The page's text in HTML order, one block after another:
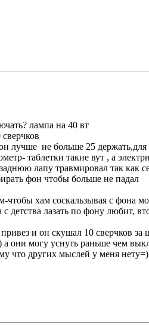
лампа на 40 вт
лучше не больше 25 держать,для
таблетки такие вут , а
лапу травмировал так как
фон чтобы больше не падал
чтобы хам соскальзывая с фона
детства лазать по фону любит,
и он скушал 10 сверчков
они могу уснуть раньше чем
что других мыслей у меня нету=)